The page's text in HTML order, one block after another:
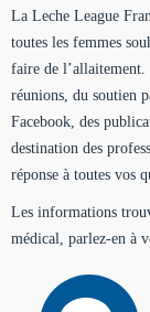
La Leche League
toutes les femmes
faire de l’allaitement.
réunions, du soutien
Facebook, des
destination des
réponse à toutes vos
Les informations
médical, parlez-en à